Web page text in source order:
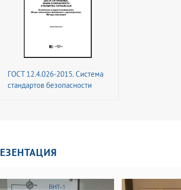
ГОСТ 12.4.026-2015. Система
стандартов безопасности
технические требования и